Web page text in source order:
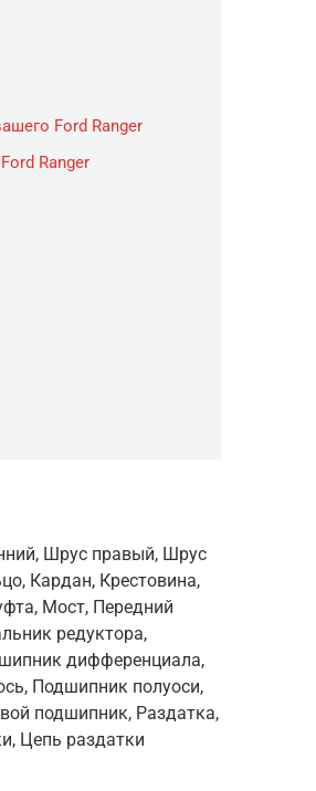
Ford Ranger
Ranger
Шрус правый, Шрус
Кардан, Крестовина,
Мост, Передний
редуктора,
дифференциала,
Подшипник полуоси,
подшипник, Раздатка,
Цепь раздатки